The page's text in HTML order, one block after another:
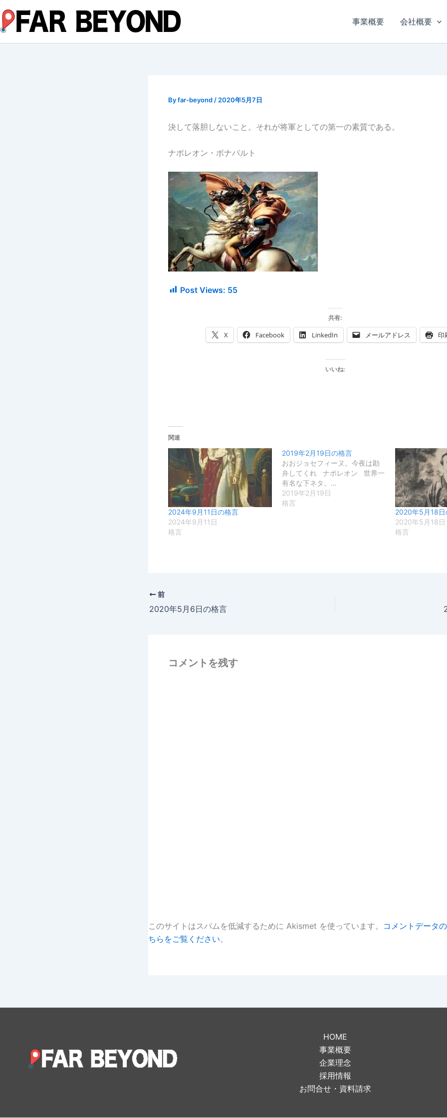
容
を
ス
事業概要 会社概要
Byfar-beyond / 2020年5月7日
決して落胆しないこと。それが将軍としての第一の素質である。
ナポレオン・ボナパルト
Post Views: 55
共有:
X Facebook LinkedIn メールアドレス 印
いいね:
関連
2024年9月11日の格言
2024年9月11日
格言
2019年2月19日の格言
おおジョセフィーヌ。今夜は勘
弁してくれ ナポレオン 世界一
有名な下ネタ。…
2019年2月19日
格言
2020年5月18日
2020年5月18日
格言
前
2020年5月6日の格言
コメントを残す
このサイトはスパムを低減するために Akismet を使っています。 コメントデータ
ちらをご覧ください。
HOME
事業概要
企業理念
採用情報
お問合せ・資料請求